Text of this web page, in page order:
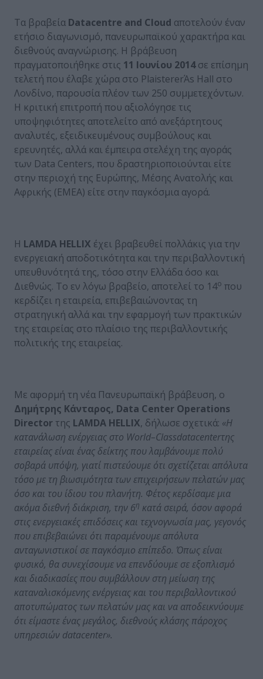
Τα βραβεία Datacentre and Cloud αποτελούν έναν
ετήσιο διαγωνισμό, πανευρωπαϊκού χαρακτήρα και
διεθνούς αναγνώρισης. Η βράβευση
πραγματοποιήθηκε στις 11 Ιουνίου 2014σε επίσημη
τελετή που έλαβε χώρα στο PlaistererΆs Hall στο
Λονδίνο, παρουσία πλέον των 250 συμμετεχόντων.
Η κριτική επιτροπή που αξιολόγησε τις
υποψηφιότητες αποτελείτο από ανεξάρτητους
αναλυτές, εξειδικευμένους συμβούλους και
ερευνητές, αλλά και έμπειρα στελέχη της αγοράς
των Data Centers, που δραστηριοποιούνται είτε
στην περιοχή της Ευρώπης, Μέσης Ανατολής και
Αφρικής (ΕΜΕΑ) είτε στην παγκόσμια αγορά.
Η LAMDA HELLIX έχει βραβευθεί πολλάκις για την
ενεργειακή αποδοτικότητα και την περιβαλλοντική
υπευθυνότητά της, τόσο στην Ελλάδα όσο και
Διεθνώς. Το εν λόγω βραβείο, αποτελεί το 14ο που
κερδίζει η εταιρεία, επιβεβαιώνοντας τη
στρατηγική αλλά και την εφαρμογή των πρακτικών
της εταιρείας στο πλαίσιο της περιβαλλοντικής
πολιτικής της εταιρείας.
Με αφορμή τη νέα Πανευρωπαϊκή βράβευση, ο
Δημήτρης Κάνταρος, Data Center Operations
Director της LAMDA HELLIX, δήλωσε σχετικά: «Η
κατανάλωση ενέργειας στο World–Classdatacenterτης
εταιρείας είναι ένας δείκτης που λαμβάνουμε πολύ
σοβαρά υπόψη, γιατί πιστεύουμε ότι σχετίζεται απόλυτα
τόσο με τη βιωσιμότητα των επιχειρήσεων πελατών μας
όσο και του ίδιου του πλανήτη. Φέτος κερδίσαμε μια
ακόμα διεθνή διάκριση, την 6η κατά σειρά, όσον αφορά
στις ενεργειακές επιδόσεις και τεχνογνωσία μας, γεγονός
που επιβεβαιώνει ότι παραμένουμε απόλυτα
ανταγωνιστικοί σε παγκόσμιο επίπεδο. Όπως είναι
φυσικό, θα συνεχίσουμε να επενδύουμε σε εξοπλισμό
και διαδικασίες που συμβάλλουν στη μείωση της
καταναλισκόμενης ενέργειας και του περιβαλλοντικού
αποτυπώματος των πελατών μας και να αποδεικνύουμε
ότι είμαστε ένας μεγάλος, διεθνούς κλάσης πάροχος
υπηρεσιών datacenter».